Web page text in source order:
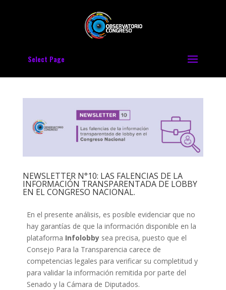
Select Page
NEWSLETTER N°10: LAS FALENCIAS DE LA
INFORMACIÓN TRANSPARENTADA DE LOBBY
EN EL CONGRESO NACIONAL.
En el presente análisis, es posible evidenciar que no
hay garantías de que la información disponible en la
plataforma Infolobby sea precisa, puesto que el
Consejo Para la Transparencia carece de
competencias legales para verificar su completitud y
para validar la información remitida por parte del
Senado y la Cámara de Diputados.